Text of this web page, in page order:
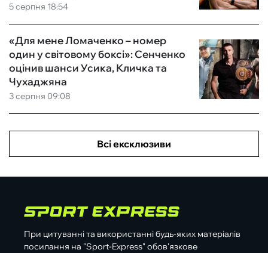
5 серпня 18:54
3 серпня 09:08
«Для мене Ломаченко – номер
один у світовому боксі»: Сенченко
оцінив шанси Усика, Кличка та
Чухаджяна
Всі ексклюзиви
При цитуванні та використанні будь-яких матеріалів
посилання на "Sport-Express" обов'язкове